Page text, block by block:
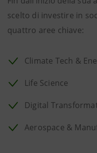
scelto di investire in
quattro aree chiave:
Climate Tech &
Life Science
Digital
Aerospace &